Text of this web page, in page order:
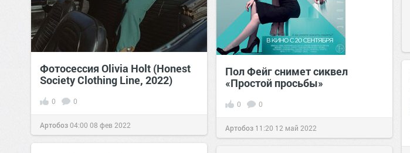
Фотосессия Olivia Holt (Honest
Society Clothing Line, 2022)
0 0
Артобоз04:00 08 фев 2022
Пол Фейг снимет сиквел
«Простой просьбы»
0 0
Артобоз 11:20 12 май 2022